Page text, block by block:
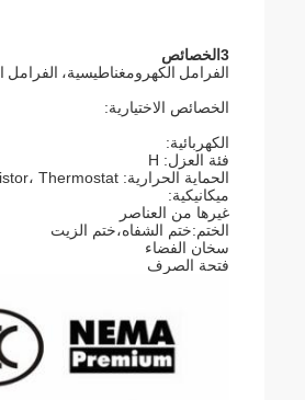
3الخصائص
الفرامل الكهرومغناطيسية، الفرامل
الخصائص الاختيارية:
الكهربائية:
فئة العزل: H
الحماية الحرارية: PTC Thermistor، Thermostat أو PT100
ميكانيكية:
غيرها من العناصر
الختم:ختم الشفاه،ختم الزيت
سخان الفضاء
فتحة الصرف